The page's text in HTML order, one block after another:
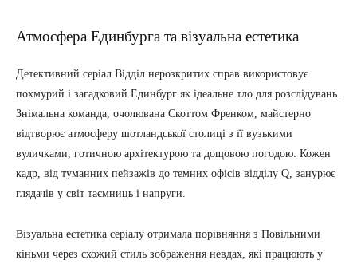
Атмосфера Единбурга та візуальна естетика
Детективний серіал Відділ нерозкритих справ використовує
похмурий і загадковий Единбург як ідеальне тло для розслідувань.
Знімальна команда, очолювана Скоттом Френком, майстерно
відтворює атмосферу шотландської столиці з її вузькими
вуличками, готичною архітектурою та дощовою погодою. Кожен
кадр, від туманних пейзажів до темних офісів відділу Q, занурює
глядачів у світ таємниць і напруги.
Візуальна естетика серіалу отримала порівняння з Повільними
кіньми через схожий стиль зображення невдах, які працюють у